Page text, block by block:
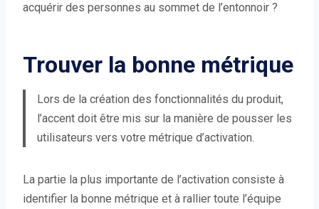
acquérir des personnes au sommet de l’entonnoir ?
Trouver la bonne métrique
Lors de la création des fonctionnalités du produit,
l’accent doit être mis sur la manière de pousser les
utilisateurs vers votre métrique d’activation.
La partie la plus importante de l’activation consiste à
identifier la bonne métrique et à rallier toute l’équipe